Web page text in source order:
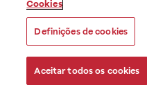
Cookies
Definições de cookies
Aceitar todos os cookies